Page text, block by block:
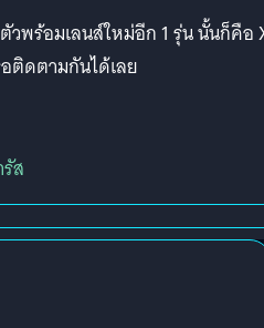
พร้อมเลนส์ใหม่อีก 1 รุ่น นั้นก็คือ
ติดตามกันได้เลย
ส